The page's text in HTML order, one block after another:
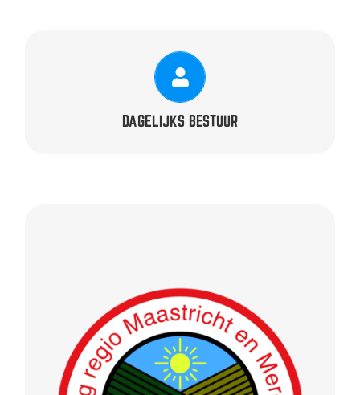
DAGELIJKS BESTUUR
HRM
Frank Defesche –
onbezoldigd